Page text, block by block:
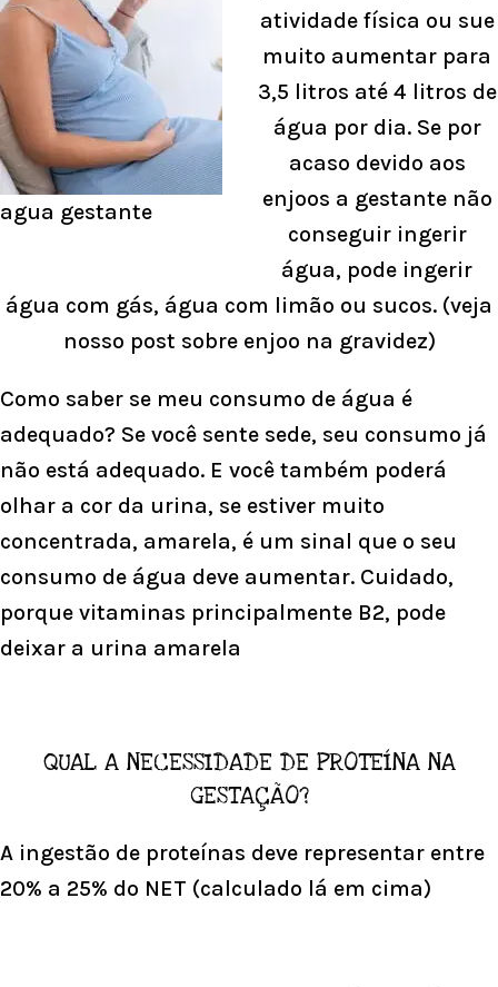
agua gestante
atividade física ou sue
muito aumentar para
3,5 litros até 4 litros de
água por dia. Se por
acaso devido aos
enjoos a gestante não
conseguir ingerir
água, pode ingerir
água com gás, água com limão ou sucos. (veja
nosso post sobre enjoo na gravidez)
Como saber se meu consumo de água é
adequado? Se você sente sede, seu consumo já
não está adequado. E você também poderá
olhar a cor da urina, se estiver muito
concentrada, amarela, é um sinal que o seu
consumo de água deve aumentar. Cuidado,
porque vitaminas principalmente B2, pode
deixar a urina amarela
QUAL A NECESSIDADE DE PROTEÍNA NA
GESTAÇÃO?
A ingestão de proteínas deve representar entre
20% a 25% do NET (calculado lá em cima)